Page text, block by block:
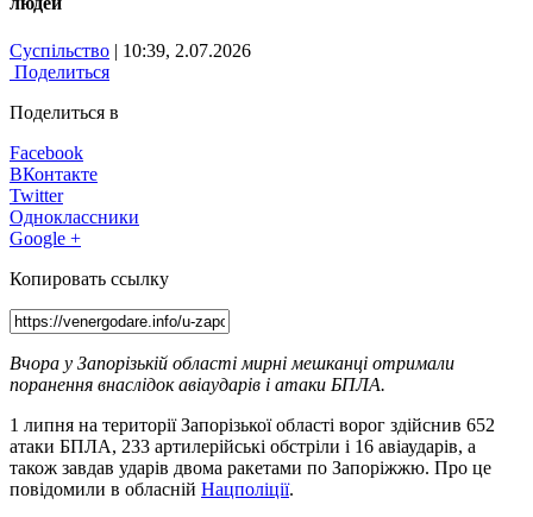
Суспільство | 10:39, 2.07.2026
Поделиться
Поделиться в
Facebook
ВКонтакте
Twitter
Одноклассники
Google +
Копировать ссылку
Вчора у Запорізькій області мирні мешканці отримали
поранення внаслідок авіаударів і атаки БПЛА.
1 липня на території Запорізької області ворог здійснив 652
атаки БПЛА, 233 артилерійські обстріли і 16 авіаударів, а
також завдав ударів двома ракетами по Запоріжжю. Про це
повідомили в обласній Нацполіції.